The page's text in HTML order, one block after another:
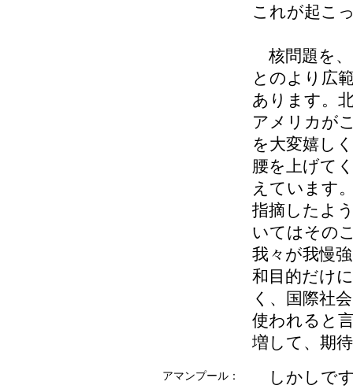
これが起こ
核問題を
とのより広
あります。
アメリカが
を大変嬉し
腰を上げて
えています
指摘したよ
いてはその
我々が我慢
和目的だけ
く、国際社
使われると
増して、期
アマンプール：
しかしで